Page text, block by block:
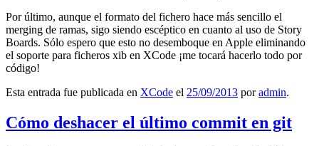
Por último, aunque el formato del fichero hace más sencillo el
merging de ramas, sigo siendo escéptico en cuanto al uso de Story
Boards. Sólo espero que esto no desemboque en Apple eliminando
el soporte para ficheros xib en XCode ¡me tocará hacerlo todo por
código!
Esta entrada fue publicada en XCode el 25/09/2013 poradmin.
Cómo deshacer el último commit en git